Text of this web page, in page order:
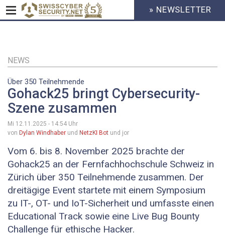
Inhalt
HEADER
MENU
» NEWSLETTER
NEWS
Über 350 Teilnehmende
Gohack25 bringt Cybersecurity-
Szene zusammen
Mi 12.11.2025 - 14:54 Uhr
von Dylan Windhaber und NetzKI Bot und jor
Vom 6. bis 8. November 2025 brachte der
Gohack25 an der Fernfachhochschule Schweiz in
Zürich über 350 Teilnehmende zusammen. Der
dreitägige Event startete mit einem Symposium
zu IT-, OT- und IoT-Sicherheit und umfasste einen
Educational Track sowie eine Live Bug Bounty
Challenge für ethische Hacker.